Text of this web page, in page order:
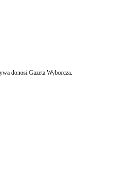
Na polskich uczelniach w 2014 r. uczy się prawie 36 tys. studentów ze 149 krajów. Poziom umiędzynarodowienia polskich szkół wyższych jest jednym z najniższych w Unii Europejskiej, ale studentów obcokrajowców szybko przybywa donosi Gazeta Wyborcza.